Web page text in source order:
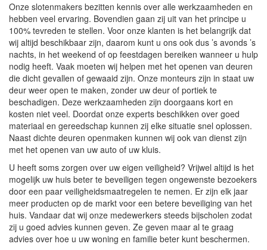
Onze slotenmakers bezitten kennis over alle werkzaamheden en
hebben veel ervaring. Bovendien gaan zij uit van het principe u
100% tevreden te stellen. Voor onze klanten is het belangrijk dat
wij altijd beschikbaar zijn, daarom kunt u ons ook dus ’s avonds ’s
nachts, in het weekend of op feestdagen bereiken wanneer u hulp
nodig heeft. Vaak moeten wij helpen met het openen van deuren
die dicht gevallen of gewaaid zijn. Onze monteurs zijn in staat uw
deur weer open te maken, zonder uw deur of portiek te
beschadigen. Deze werkzaamheden zijn doorgaans kort en
kosten niet veel. Doordat onze experts beschikken over goed
materiaal en gereedschap kunnen zij elke situatie snel oplossen.
Naast dichte deuren openmaken kunnen wij ook van dienst zijn
met het openen van uw auto of uw kluis.
U heeft soms zorgen over uw eigen veiligheid? Vrijwel altijd is het
mogelijk uw huis beter te beveiligen tegen ongewenste bezoekers
door een paar veiligheidsmaatregelen te nemen. Er zijn elk jaar
meer producten op de markt voor een betere beveiliging van het
huis. Vandaar dat wij onze medewerkers steeds bijscholen zodat
zij u goed advies kunnen geven. Ze geven maar al te graag
advies over hoe u uw woning en familie beter kunt beschermen.